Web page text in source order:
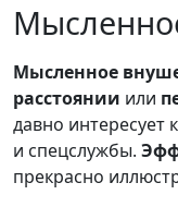
Мысленное
расстоянии или
давно интересует
и спецслужбы.
прекрасно